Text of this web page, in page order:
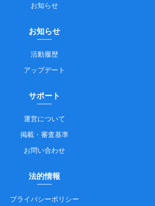
お知らせ
お知らせ
活動履歴
アップデート
サポート
運営について
掲載・審査基準
お問い合わせ
法的情報
プライバシーポリシー